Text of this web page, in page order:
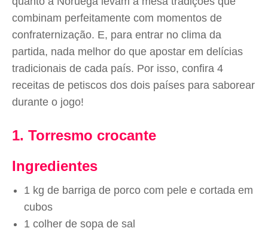
combinam perfeitamente com momentos de
confraternização. E, para entrar no clima da
partida, nada melhor do que apostar em delícias
tradicionais de cada país. Por isso, confira 4
receitas de petiscos dos dois países para saborear
durante o jogo!
1. Torresmo crocante
Ingredientes
1 kg de barriga de porco com pele e cortada em
cubos
1 colher de sopa de sal